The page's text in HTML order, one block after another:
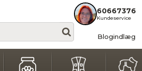
60667376
Kundeservice
Blogindlæg